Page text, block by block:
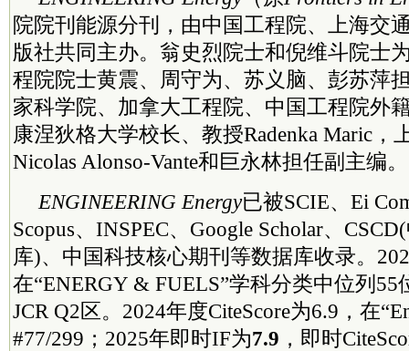
院院刊能源分刊，由中国工程院、上海交
版社共同主办。翁史烈院士和倪维斗院士
程院院士黄震、周守为、苏义脑、彭苏萍
家科学院、加拿大工程院、中国工程院外
康涅狄格大学校长、教授Radenka Maric，
Nicolas Alonso-Vante和巨永林担任副主编。
ENGINEERING Energy已被SCIE、Ei
Scopus、INSPEC、Google Scholar、
库)、中国科技核心期刊等数据库收录。
在“ENERGY & FUELS”学科分类中位列55
JCR Q2区。2024年度CiteScore为6.9，在
#77/299；2025年即时IF为7.9 ，即时